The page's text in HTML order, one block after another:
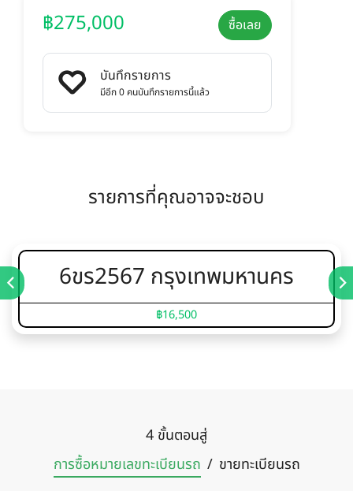
฿275,000 ซื้อเลย
บันทึกรายการ
มีอีก 0 คนบันทึกรายการนี้แล้ว
รายการที่คุณอาจจะชอบ
6ขร2567 กรุงเทพมหานคร
฿16,500
4 ขั้นตอนสู่
การซื้อหมายเลขทะเบียนรถ / ขายทะเบียนรถ